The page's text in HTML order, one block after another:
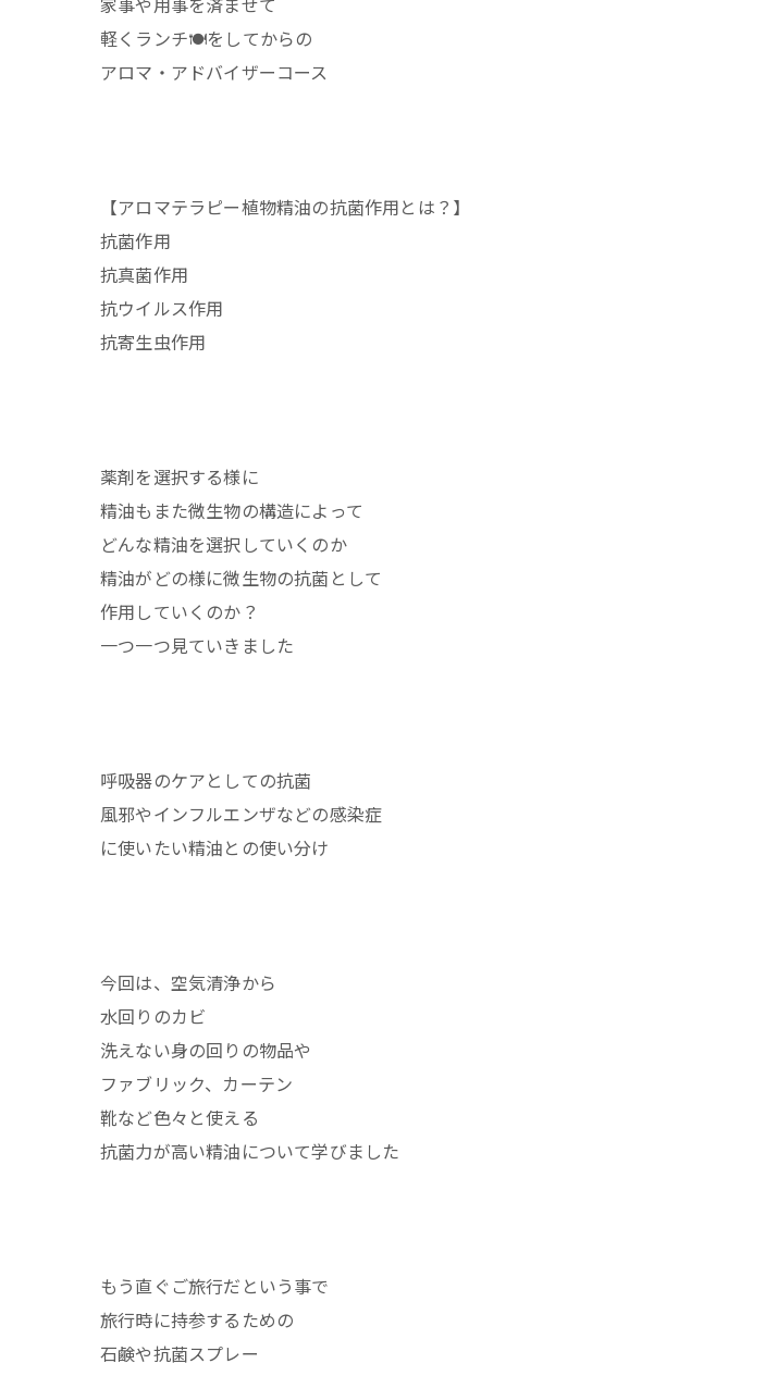
軽くランチ🍽️をしてからの
アロマ・アドバイザーコース
【アロマテラピー植物精油の抗菌作用とは？】
抗菌作用
抗真菌作用
抗ウイルス作用
抗寄生虫作用
薬剤を選択する様に
精油もまた微生物の構造によって
どんな精油を選択していくのか
精油がどの様に微生物の抗菌として
作用していくのか？
一つ一つ見ていきました
呼吸器のケアとしての抗菌
風邪やインフルエンザなどの感染症
に使いたい精油との使い分け
今回は、空気清浄から
水回りのカビ
洗えない身の回りの物品や
ファブリック、カーテン
靴など色々と使える
抗菌力が高い精油について学びました
もう直ぐご旅行だという事で
旅行時に持参するための
石鹸や抗菌スプレー